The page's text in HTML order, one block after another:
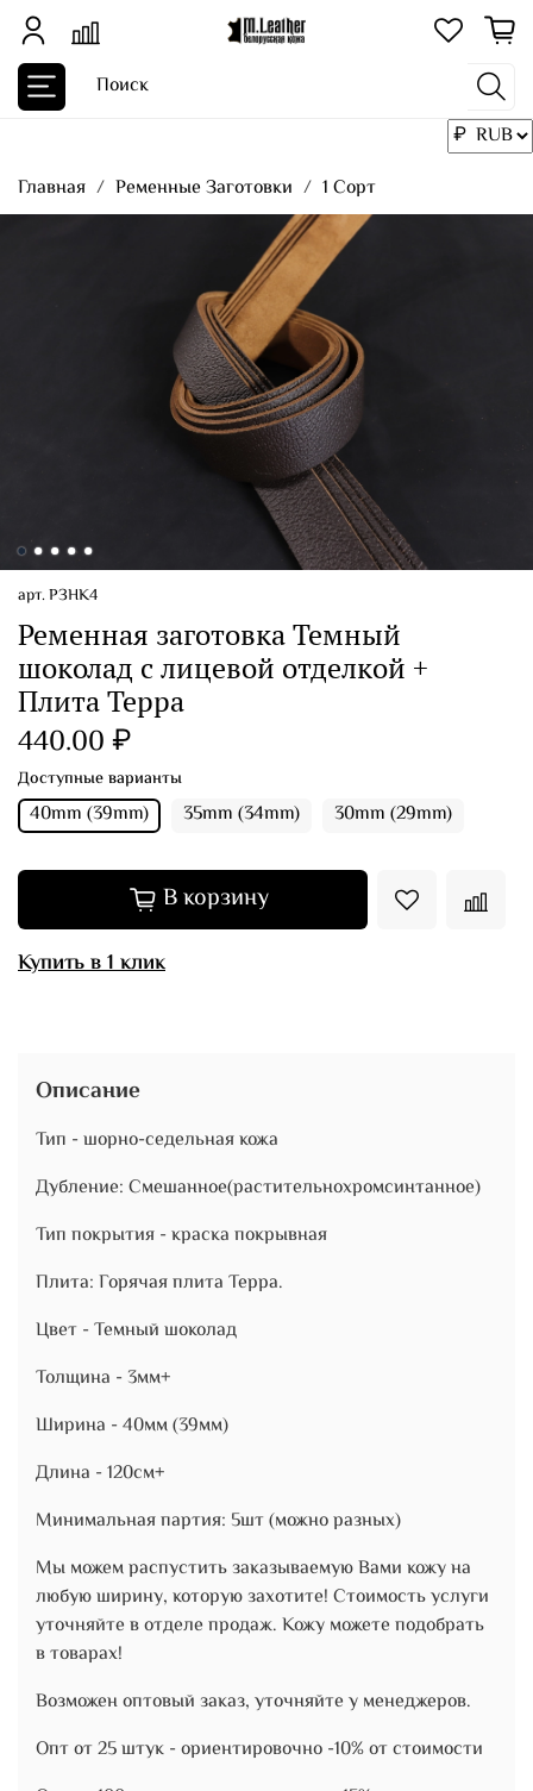
Главная Ременные Заготовки 1 Сорт
арт.РЗНК4
Ременная заготовка Темный
шоколад с лицевой отделкой +
Плита Терра
440.00 ₽
Доступные варианты
40mm (39mm) 35mm (34mm) 30mm (29mm)
В корзину
Купить в 1 клик
Описание
Тип - шорно-седельная кожа
Дубление: Смешанное(растительнохромсинтанное)
Тип покрытия - краска покрывная
Плита: Горячая плита Терра.
Цвет - Темный шоколад
Толщина - 3мм+
Ширина - 40мм (39мм)
Длина - 120см+
Минимальная партия: 5шт (можно разных)
Мы можем распустить заказываемую Вами кожу на
любую ширину, которую захотите! Стоимость услуги
уточняйте в отделе продаж. Кожу можете подобрать
в товарах!
Возможен оптовый заказ, уточняйте у менеджеров.
Опт от 25 штук - ориентировочно -10% от стоимости